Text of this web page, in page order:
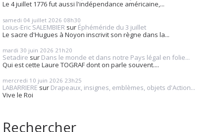
Le 4 juillet 1776 fut aussi l'indépendance américaine,...
samedi 04 juillet 2026 08h30
Loius-Eric SALEMBIER sur Éphéméride du 3 juillet
Le sacre d'Hugues à Noyon inscrivit son règne dans la...
mardi 30 juin 2026 21h20
Setadire sur Dans le monde et dans notre Pays légal en folie...
Qui est cette Laure TOGRAF dont on parle souvent....
mercredi 10 juin 2026 23h25
LABARRIERE sur Drapeaux, insignes, emblèmes, objets d'Action...
Vive le Roi
Rechercher